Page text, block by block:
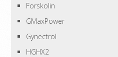
Forskolin
GMaxPower
Gynectrol
HGHX2